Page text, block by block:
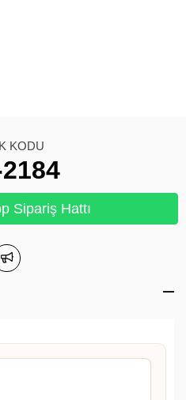
KODU
Sipariş Hattı